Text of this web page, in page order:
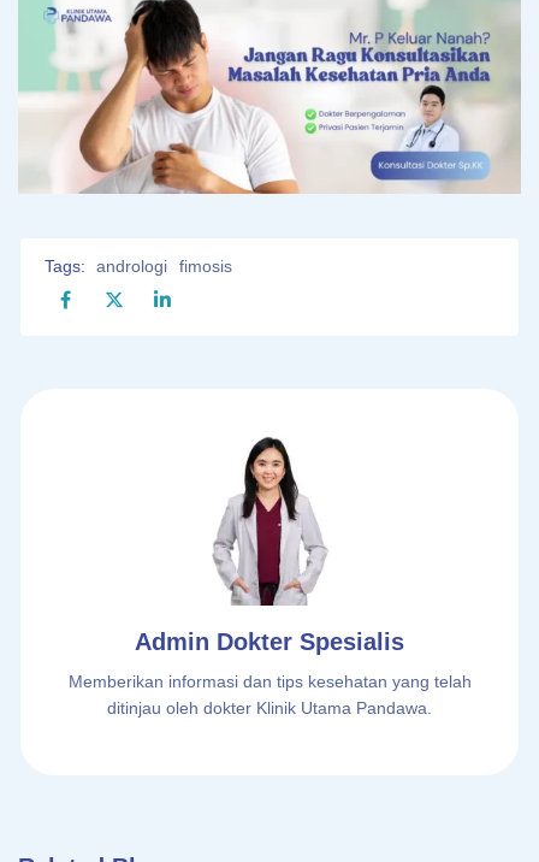
Tags: andrologi fimosis
Admin Dokter Spesialis
Memberikan informasi dan tips kesehatan yang telah
ditinjau oleh dokter Klinik Utama Pandawa.